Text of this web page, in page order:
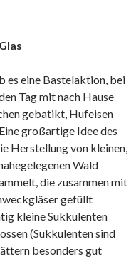
es eine Bastelaktion, bei
Tag mit nach Hause
gebatikt, Hufeisen
großartige Idee des
Herstellung von kleinen,
Wald
die zusammen mit
gefüllt
kleine Sukkulenten
(Sukkulenten sind
besonders gut